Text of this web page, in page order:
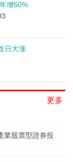
增50%
日大涨
更多
業股票型證券投